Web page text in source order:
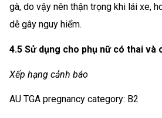
gà, do vậy nên thận trọng khi lái xe,
dễ gây nguy hiểm.
4.5 Sử dụng cho phụ nữ có thai và
Xếp hạng cảnh báo
AU TGA pregnancy category: B2